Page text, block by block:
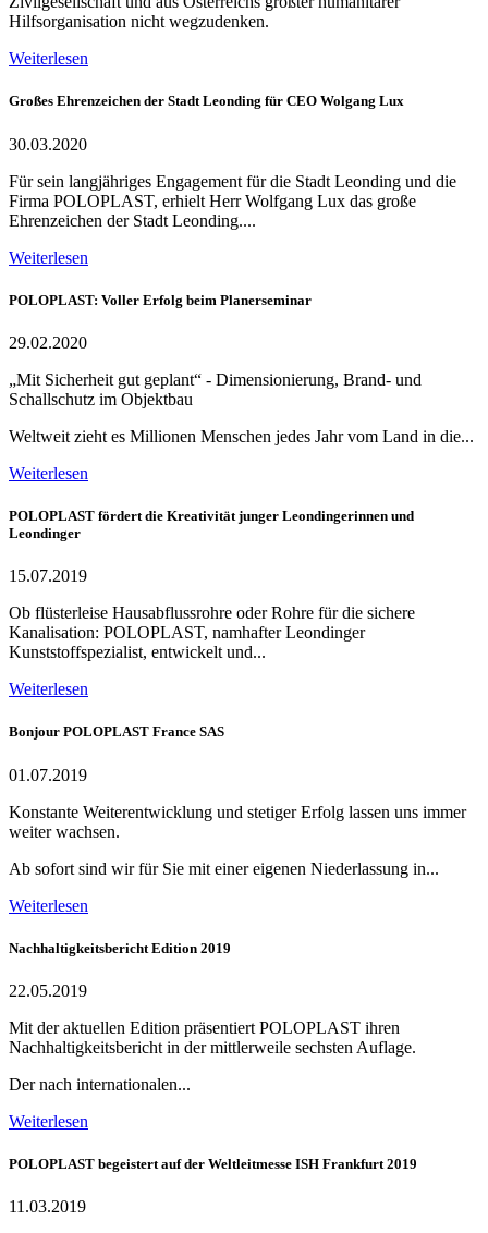
Hilfsorganisation nicht wegzudenken.
Weiterlesen
Großes Ehrenzeichen der Stadt Leonding für CEO Wolgang Lux
30.03.2020
Für sein langjähriges Engagement für die Stadt Leonding und die
Firma POLOPLAST, erhielt Herr Wolfgang Lux das große
Ehrenzeichen der Stadt Leonding....
Weiterlesen
POLOPLAST: Voller Erfolg beim Planerseminar
29.02.2020
„Mit Sicherheit gut geplant“ - Dimensionierung, Brand- und
Schallschutz im Objektbau
Weltweit zieht es Millionen Menschen jedes Jahr vom Land in die...
Weiterlesen
POLOPLAST fördert die Kreativität junger Leondingerinnen und
Leondinger
15.07.2019
Ob flüsterleise Hausabflussrohre oder Rohre für die sichere
Kanalisation: POLOPLAST, namhafter Leondinger
Kunststoffspezialist, entwickelt und...
Weiterlesen
Bonjour POLOPLAST France SAS
01.07.2019
Konstante Weiterentwicklung und stetiger Erfolg lassen uns immer
weiter wachsen.
Ab sofort sind wir für Sie mit einer eigenen Niederlassung in...
Weiterlesen
Nachhaltigkeitsbericht Edition 2019
22.05.2019
Mit der aktuellen Edition präsentiert POLOPLAST ihren
Nachhaltigkeitsbericht in der mittlerweile sechsten Auflage.
Der nach internationalen...
Weiterlesen
POLOPLAST begeistert auf der Weltleitmesse ISH Frankfurt 2019
11.03.2019